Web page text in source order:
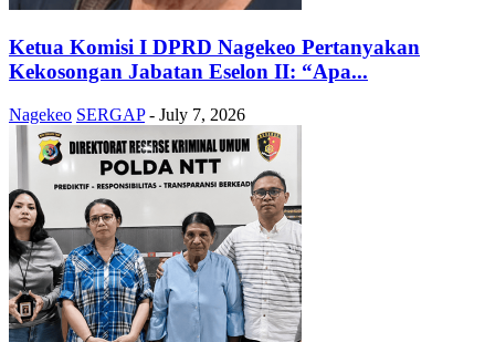
Ketua Komisi I DPRD Nagekeo Pertanyakan
Kekosongan Jabatan Eselon II: “Apa...
Nagekeo SERGAP - July 7, 2026